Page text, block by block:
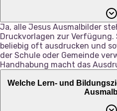
Ja, alle Jesus Ausmalbilder
Druckvorlagen zur Verfügung.
beliebig oft ausdrucken und
der Schule oder Gemeinde
Handhabung macht das
Welche Lern- und